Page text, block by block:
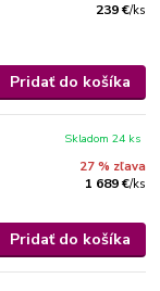
239 €/ks
Pridať do košíka
27 % zľava
1 689 €/ks
Skladom 24 ks
Pridať do košíka